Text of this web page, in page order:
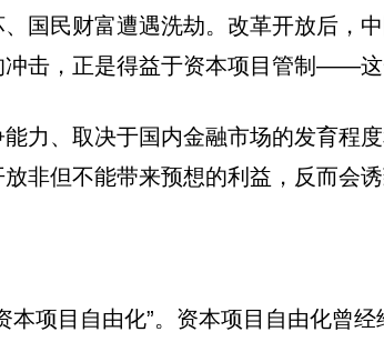
国民财富遭遇洗劫。改革开放后，
击，正是得益于资本项目管制——这
力、取决于国内金融市场的发育程
非但不能带来预想的利益，反而会诱
项目自由化”。资本项目自由化曾